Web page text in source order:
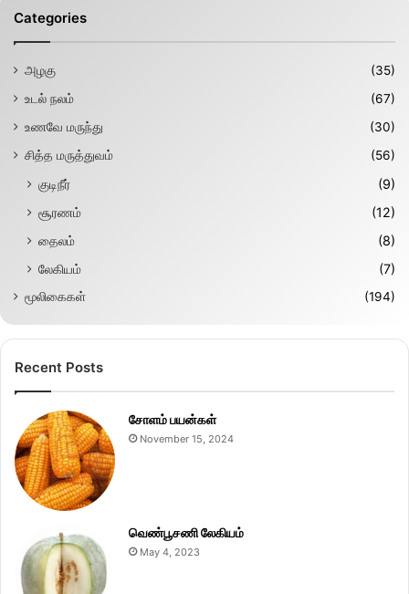
Categories
அழகு
(35)
உடல் நலம்
(67)
உணவே மருந்து
(30)
சித்த மருத்துவம்
(56)
குடிநீர்
(9)
சூரணம்
(12)
தைலம்
(8)
லேகியம்
(7)
மூலிகைகள் (194)
Recent Posts
சோளம் பயன்கள்
November 15, 2024
வெண்பூசணி லேகியம்
May 4, 2023